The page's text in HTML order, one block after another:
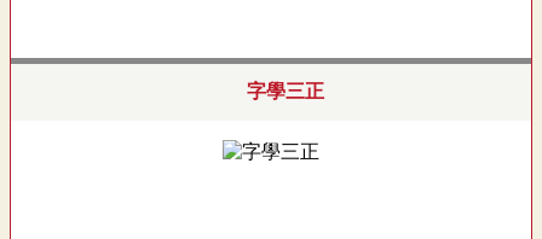
字學三正